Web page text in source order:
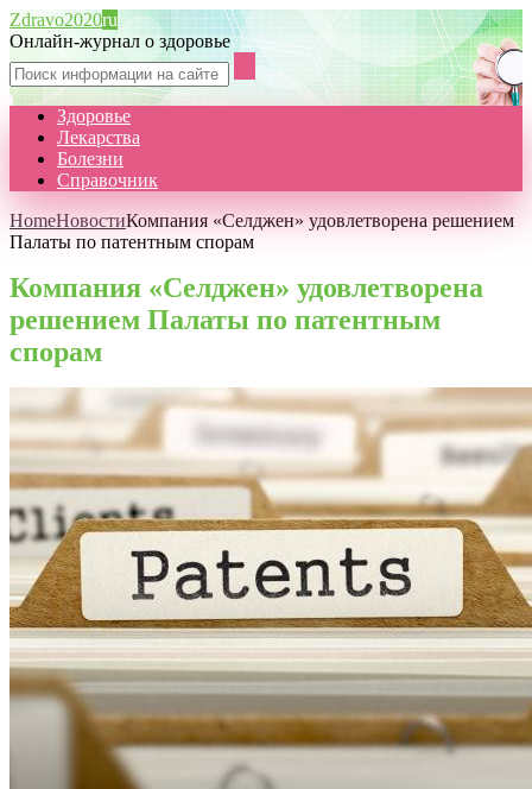
Zdravo2020ru
Онлайн-журнал о здоровье
Здоровье
Лекарства
Болезни
Справочник
HomeНовостиКомпания «Селджен» удовлетворена решением
Палаты по патентным спорам
Компания «Селджен» удовлетворена
решением Палаты по патентным
спорам